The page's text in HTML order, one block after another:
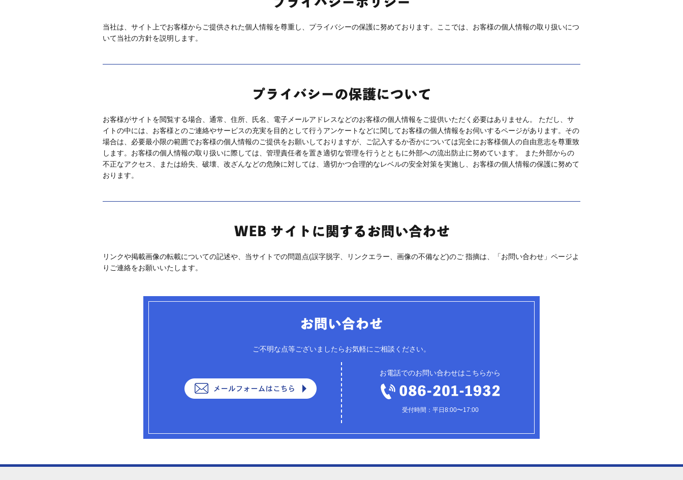
当社は、サイト上でお客様からご提供された個人情報を尊重し、プライバシーの保護に努めております。ここでは、お客様の個人情報の取り扱いにつ
いて当社の方針を説明します。
お客様がサイトを閲覧する場合、通常、住所、氏名、電子メールアドレスなどのお客様の個人情報をご提供いただく必要はありません。 ただし、サ
イトの中には、お客様とのご連絡やサービスの充実を目的として行うアンケートなどに関してお客様の個人情報をお伺いするページがあります。その
場合は、必要最小限の範囲でお客様の個人情報のご提供をお願いしておりますが、ご記入するか否かについては完全にお客様個人の自由意志を尊重致
します。お客様の個人情報の取り扱いに際しては、管理責任者を置き適切な管理を行うとともに外部への流出防止に努めています。 また外部からの
不正なアクセス、または紛失、破壊、改ざんなどの危険に対しては、適切かつ合理的なレベルの安全対策を実施し、お客様の個人情報の保護に努めて
おります。
リンクや掲載画像の転載についての記述や、当サイトでの問題点(誤字脱字、リンクエラー、画像の不備など)のご 指摘は、「お問い合わせ」ページよ
りご連絡をお願いいたします。
ご不明な点等ございましたらお気軽にご相談ください。
お電話でのお問い合わせはこちらから
受付時間：平日8:00〜17:00